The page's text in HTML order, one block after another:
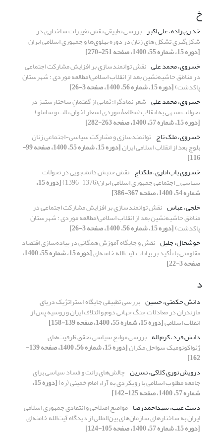
خ
خد ری زاده، علی اکبر بررسی تطبیقی نقش تغییرات ساختاری در
شکل‌گیری تشکل های زنان در دوره پهلوی‌ها و جمهوری اسلامی ایران
[دوره 15، شماره 55، 1400، صفحه 251-270]
خسروی، محمد علی نقش توانمندسازی بر افزایش مشارکت اجتماعی
در مناطق حاشیه‌نشین بعد از انقلاب اسلامی(مطالعه موردی : شهرستان
پاکدشت)[دوره 15، شماره 56، 1400، صفحه 3-26]
خسروی، محمد علی شعرِ نمادگرا؛ نَمایی از گفتمانِ ساختارستیز در
تحولات منتهی به انقلاب (مطالعۀ موردی اشعار اخوان ثالث و شاملو)
[دوره 15، شماره 57، 1400، صفحه 263-282]
خسروی، ملک تاج توانمندسازی و مشارکت سیاسی-اجتماعی زنان
بلوچ بعد از انقلاب اسلامی ایران [دوره 15، شماره 55، 1400، صفحه 99-
116]
خسروی باب اناری، ملکتاج نقش جنبش دانشجویی در تحولات
سیاسی _ اجتماعی جمهوری اسلامی ایران(1376-1396) [دوره 15،
شماره 54، 1400، صفحه 367-386]
خلجی، عباس نقش توانمندسازی بر افزایش مشارکت اجتماعی در
مناطق حاشیه‌نشین بعد از انقلاب اسلامی(مطالعه موردی : شهرستان
پاکدشت)[دوره 15، شماره 56، 1400، صفحه 3-26]
خوشحال، جلیل نقش و جایگاه آموزش همگانی در پیاده‌سازی اقتصاد
مقاومتی با تأکید بر بیانات آیت‌الله خامنه‌ای [دوره 15، شماره 55، 1400،
صفحه 3-22]
د
دانش حکمتی، حسین بررسی تطبیقی جایگاه استراتژیک دریای
مازندران در معادلات جنگ جهانی دوم و ائتلاف ایران و روسیه پس از
انقلاب اسلامی[دوره 15، شماره 55، 1400، صفحه 139-158]
دانش فرد، کرم اله بررسی موانع سیاسی تحقق ظرفیت‌های
ژئواکونومیک سواحل مکران [دوره 15، شماره 56، 1400، صفحه 139-
162]
درویش نوری کلاکی، نسرین چا‌لش‌های رانت و فساد سیاسی برای
جامعه مطلوب اسلامی با رویکردی به آراء امام خمینی (ره) [دوره 15،
شماره 57، 1400، صفحه 125-142]
دست غیب، سیداحمدرضا مواضع اصلاحی و انتقادی جمهوری اسلامی
ایران به ساختارهای سازمان‌های بین‌المللی از دیدگاه آیت‌الله خامنه‌ای
[دوره 15، شماره 57، 1400، صفحه 105-124]